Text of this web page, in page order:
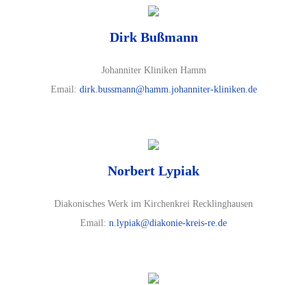
Dirk Bußmann
Johanniter Kliniken Hamm
Email: dirk.bussmann@hamm.johanniter-kliniken.de
Norbert Lypiak
Diakonisches Werk im Kirchenkrei Recklinghausen
Email: n.lypiak@diakonie-kreis-re.de